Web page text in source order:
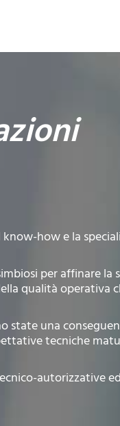
how e la
per affinare
qualità operativa
state una
tecniche
autorizzative